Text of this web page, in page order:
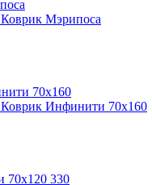
Коврик Мэрипоса
Коврик Инфинити 70х160